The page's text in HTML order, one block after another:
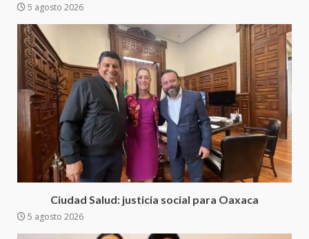
5 agosto 2026
Ciudad Salud: justicia social para Oaxaca
5 agosto 2026
4
Juan Mazatlán
20 julio 2026
5
Sanciona Municipio de Oaxaca
de Juárez caso de maltrato
animal tras denuncia ciudadana
16 julio 2026
Detienen a Ernesto Ruffo en Baja
California; FGR lo investiga por
presuntos delitos de